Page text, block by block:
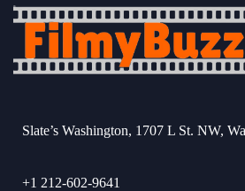
Slate’s Washington, 1707 L St. NW,
+1 212-602-9641